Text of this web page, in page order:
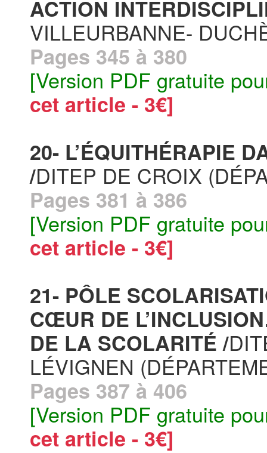
ACTION
VILLEURBANNE-
Pages 345 à 380
[Version PDF gratuite
cet article - 3€]
20- L’ÉQUITHÉRAPIE
/DITEP DE CROIX
Pages 381 à 386
[Version PDF gratuite
cet article - 3€]
21- PÔLE
CŒUR DE
DE LA SCOLARITÉ /
LÉVIGNEN
Pages 387 à 406
[Version PDF gratuite
cet article - 3€]